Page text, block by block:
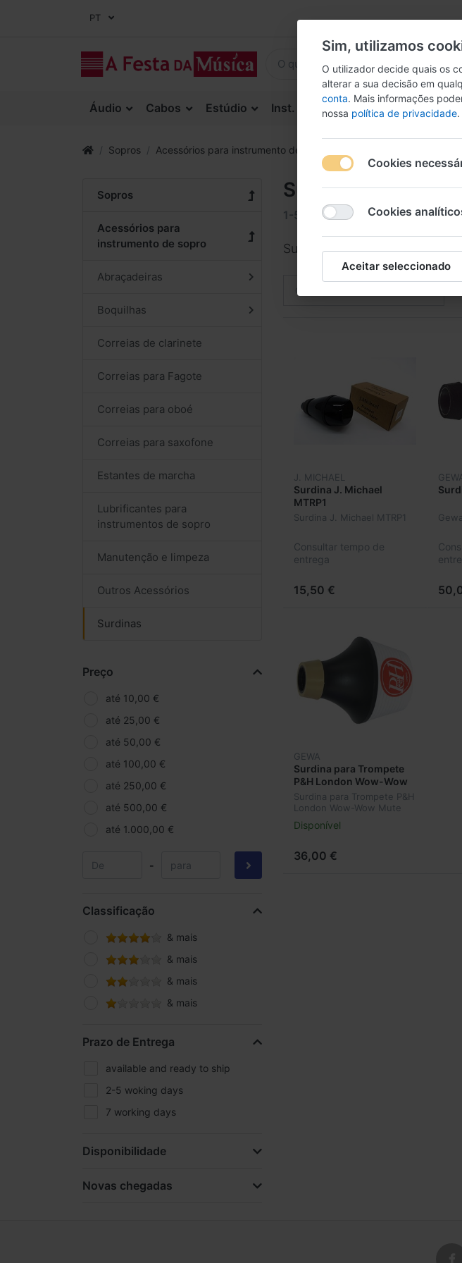
PT
Áudio Cabos Estúdio Inst. Cordas Inst. Arco
Sopros Acessórios para instrumento de sopro
Sopros
Acessórios para
instrumento de sopro
Abraçadeiras
Boquilhas
Correias de clarinete
Correias para Fagote
Correias para oboé
Correias para saxofone
Estantes de marcha
Lubrificantes para
instrumentos de sopro
Manutenção e limpeza
Outros Acessórios
Surdinas
Preço
até 10,00 €
até 25,00 €
até 50,00 €
até 100,00 €
até 250,00 €
até 500,00 €
até 1.000,00 €
-
Classificação
& mais
& mais
& mais
& mais
Prazo de Entrega
available and ready to ship
2-5 woking days
7 working days
Disponibilidade
Novas chegadas
Surdinas
1-5 5
Surdinas
Ordenar por
J. MICHAEL
Surdina J. Michael
MTRP1
Surdina J. Michael MTRP1
Consultar tempo de
entrega
15,50 €
GEWA
Surdina para Trompete
P&H London Wow-Wow
Mute 720692
Surdina para Trompete P&H
London Wow-Wow Mute
Disponível
36,00 €
Sim, utilizamos
O utilizador decide quais os
alterar a sua decisão em
conta. Mais informações
nossa política de privacidade.
Cookies
Cookies
Aceitar seleccionado